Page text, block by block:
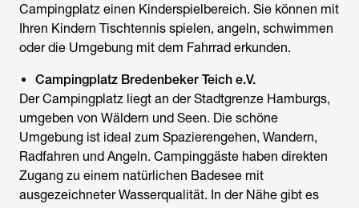
Campingplatz einen Kinderspielbereich. Sie können mit
Ihren Kindern Tischtennis spielen, angeln, schwimmen
oder die Umgebung mit dem Fahrrad erkunden.
Campingplatz Bredenbeker Teich e.V.
Der Campingplatz liegt an der Stadtgrenze Hamburgs,
umgeben von Wäldern und Seen. Die schöne
Umgebung ist ideal zum Spazierengehen, Wandern,
Radfahren und Angeln. Campinggäste haben direkten
Zugang zu einem natürlichen Badesee mit
ausgezeichneter Wasserqualität. In der Nähe gibt es